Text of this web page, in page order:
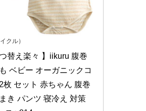
クル）
つ替え楽々 】iikuru 腹巻
ベビー オーガニックコ
枚 セット 赤ちゃん 腹巻
き パンツ 寝冷え 対策